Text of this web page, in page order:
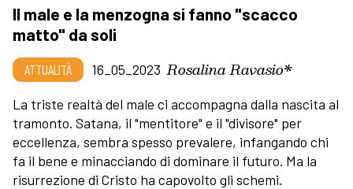
Il male e la menzogna si fanno "scacco
matto" da soli
ATTUALITÀ 16_05_2023 Rosalina Ravasio*
La triste realtà del male ci accompagna dalla nascita al
tramonto. Satana, il "mentitore" e il "divisore" per
eccellenza, sembra spesso prevalere, infangando chi
fa il bene e minacciando di dominare il futuro. Ma la
risurrezione di Cristo ha capovolto gli schemi.